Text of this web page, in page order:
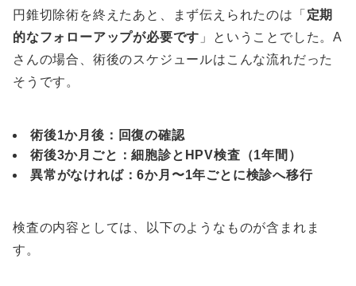
円錐切除術を終えたあと、まず伝えられたのは「 定期
的なフォローアップが必要です 」ということでした。A
さんの場合、術後のスケジュールはこんな流れだった
そうです。
術後1か月後：回復の確認
術後3か月ごと：細胞診とHPV検査（1年間）
異常がなければ：6か月〜1年ごとに検診へ移行
検査の内容としては、以下のようなものが含まれま
す。